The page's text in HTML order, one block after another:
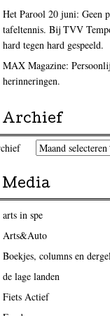
Het Parool 20 juni: Geen
tafeltennis. Bij TVV
hard tegen hard gespeeld.
MAX Magazine:
herinneringen.
Archief
Media
arts in spe
Arts&Auto
Boekjes, columns en
de lage landen
Fiets Actief